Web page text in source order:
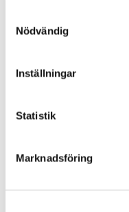
Nödvändig
Inställningar
Statistik
Marknadsföring
KONTAKT
Besöksadress
Box 18, 295 21 Bromölla